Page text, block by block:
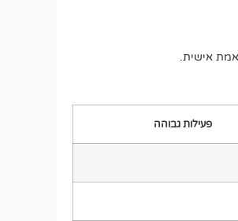
אישית.
פעילות גבוהה